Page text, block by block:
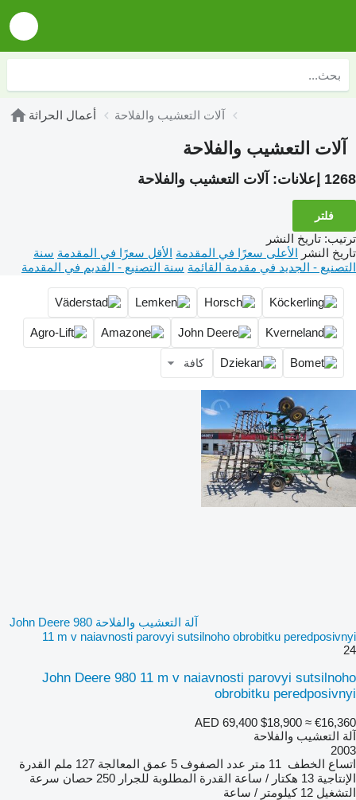
أعمال الحراثة آلات التعشيب والفلاحة
آلات التعشيب والفلاحة
1268 إعلانات: آلات التعشيب والفلاحة
فلتر
ترتيب: تاريخ النشر
تاريخ النشر الأعلى سعرًا في المقدمة الأقل سعرًا في المقدمة سنة
التصنيع - الجديد في مقدمة القائمة سنة التصنيع - القديم في المقدمة
كافة
آلة التعشيب والفلاحة John Deere 980
11 m v naiavnosti parovyi sutsilnoho obrobitku peredposivnyi
24
John Deere 980 11 m v naiavnosti parovyi sutsilnoho
obrobitku peredposivnyi
AED 69,400 $18,900 ≈ €16,360
آلة التعشيب والفلاحة
2003
اتساع الخطف 11 متر عدد الصفوف 5 عمق المعالجة 127 ملم
القدرة
الإنتاجية 13 هكتار / ساعة القدرة المطلوبة للجرار 250 حصان
سرعة
التشغيل 12 كيلومتر / ساعة